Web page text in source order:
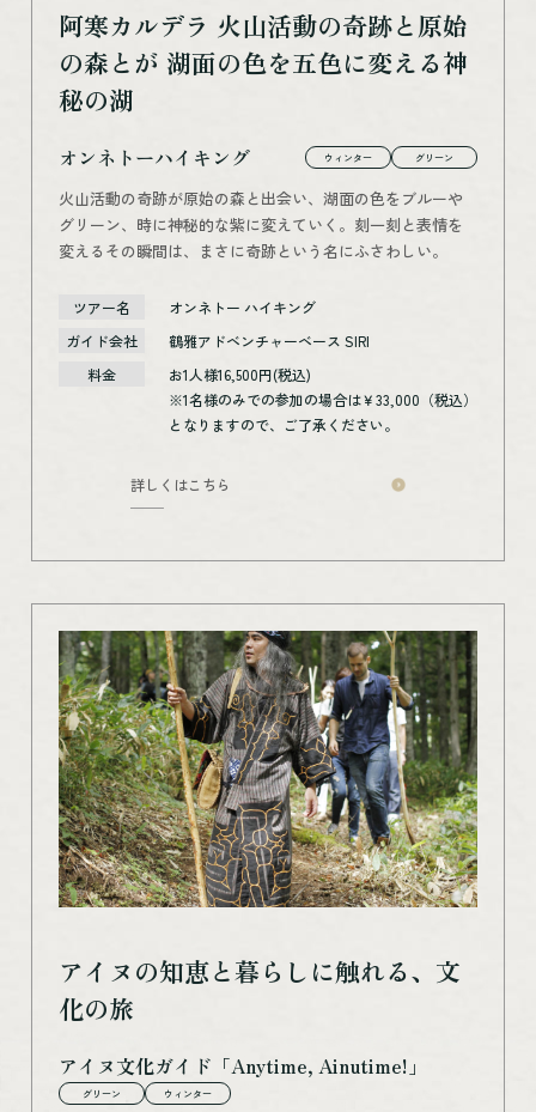
阿寒カルデラ 火山活動の奇跡と原始
の森とが 湖面の色を五色に変える神
秘の湖
オンネトーハイキング ウィンター グリーン
火山活動の奇跡が原始の森と出会い、湖面の色をブルーや
グリーン、時に神秘的な紫に変えていく。刻一刻と表情を
変えるその瞬間は、まさに奇跡という名にふさわしい。
ツアー名
オンネトー ハイキング
ガイド会社
鶴雅アドベンチャーベース SIRI
料金
お1人様16,500円(税込)
※1名様のみでの参加の場合は￥33,000（税込）
となりますので、ご了承ください。
詳しくはこちら
アイヌの知恵と暮らしに触れる、文
化の旅
アイヌ文化ガイド「Anytime, Ainutime!」
グリーン ウィンター